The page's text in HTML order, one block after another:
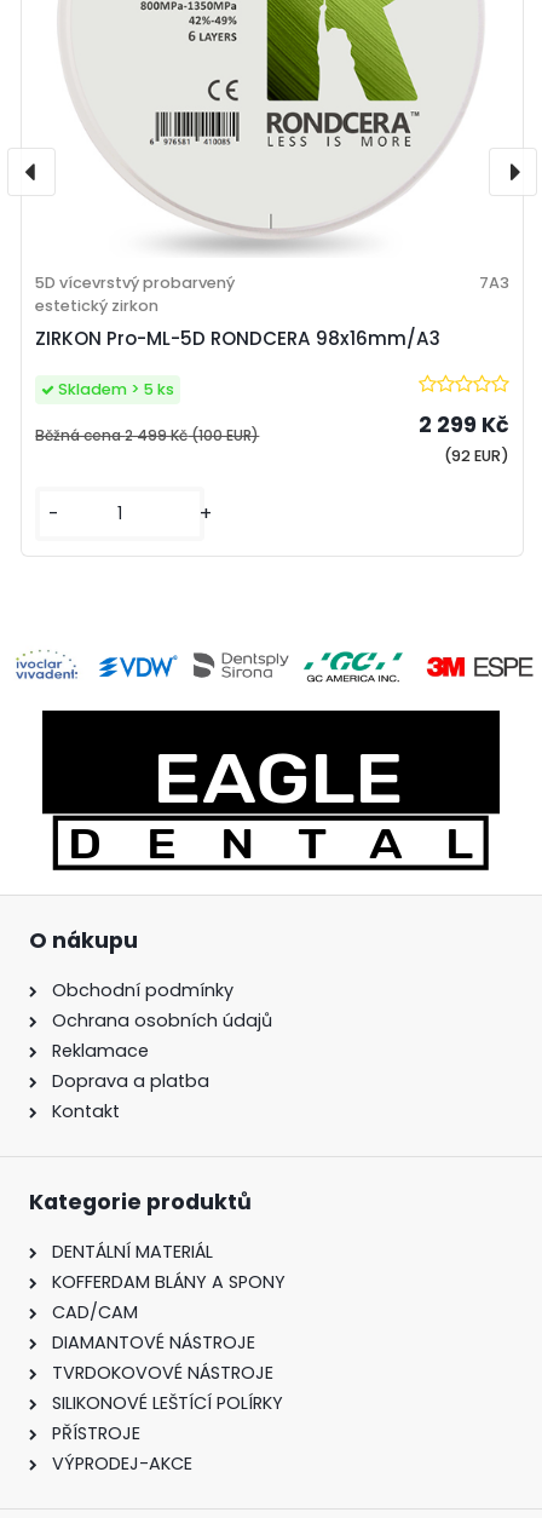
ZIRKON Pro-ML-5D RONDCERA 98x16mm/A3
5D vícevrstvý probarvený
estetický zirkon
7A3
Běžná cena2 499 Kč(100 EUR) 2 299 Kč
(92 EUR)
- +
Skladem > 5 ks
O nákupu
Obchodní podmínky
Ochrana osobních údajů
Reklamace
Doprava a platba
Kontakt
Kategorie produktů
DENTÁLNÍ MATERIÁL
KOFFERDAM BLÁNY A SPONY
CAD/CAM
DIAMANTOVÉ NÁSTROJE
TVRDOKOVOVÉ NÁSTROJE
SILIKONOVÉ LEŠTÍCÍ POLÍRKY
PŘÍSTROJE
VÝPRODEJ-AKCE